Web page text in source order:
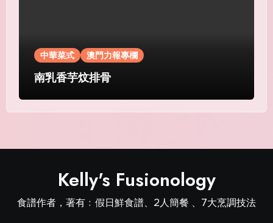
中華菜式 澳門力報專欄
南乳香芋炆排骨
Kelly's Fusionology
食譜作者，著有﹕假日鮮食譜、2人簡餐 、7大烹調技法